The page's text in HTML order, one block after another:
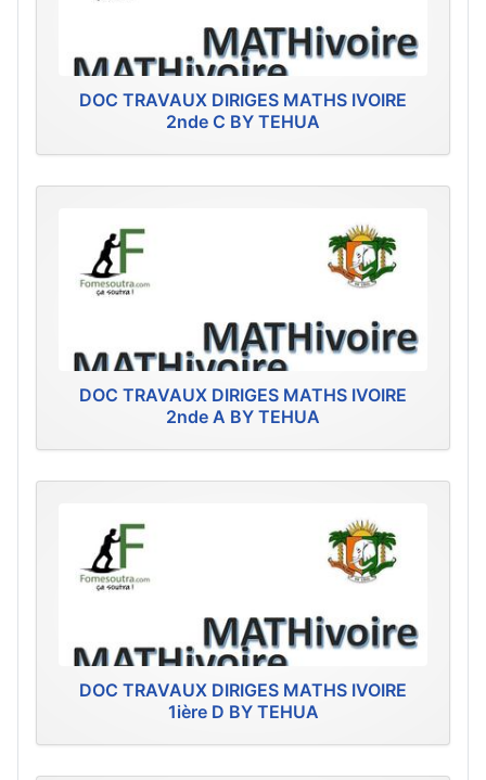
DOC TRAVAUX DIRIGES MATHS IVOIRE
2nde C BY TEHUA
DOC TRAVAUX DIRIGES MATHS IVOIRE
2nde A BY TEHUA
DOC TRAVAUX DIRIGES MATHS IVOIRE
1ière D BY TEHUA